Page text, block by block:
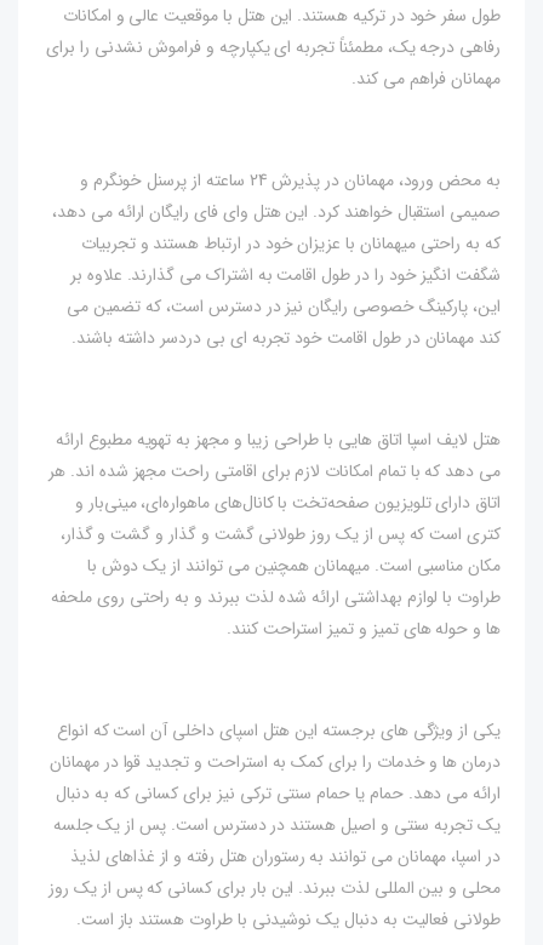
طول سفر خود در ترکیه هستند. این هتل با موقعیت عالی و امکانات
رفاهی درجه یک، مطمئناً تجربه ای یکپارچه و فراموش نشدنی را برای
مهمانان فراهم می کند.
به محض ورود، مهمانان در پذیرش 24 ساعته از پرسنل خونگرم و
صمیمی استقبال خواهند کرد. این هتل وای فای رایگان ارائه می دهد،
که به راحتی میهمانان با عزیزان خود در ارتباط هستند و تجربیات
شگفت انگیز خود را در طول اقامت به اشتراک می گذارند. علاوه بر
این، پارکینگ خصوصی رایگان نیز در دسترس است، که تضمین می
کند مهمانان در طول اقامت خود تجربه ای بی دردسر داشته باشند.
هتل لایف اسپا اتاق هایی با طراحی زیبا و مجهز به تهویه مطبوع ارائه
می دهد که با تمام امکانات لازم برای اقامتی راحت مجهز شده اند. هر
اتاق دارای تلویزیون صفحه‌تخت با کانال‌های ماهواره‌ای، مینی‌بار و
کتری است که پس از یک روز طولانی گشت و گذار و گشت و گذار،
مکان مناسبی است. میهمانان همچنین می توانند از یک دوش با
طراوت با لوازم بهداشتی ارائه شده لذت ببرند و به راحتی روی ملحفه
ها و حوله های تمیز و تمیز استراحت کنند.
یکی از ویژگی های برجسته این هتل اسپای داخلی آن است که انواع
درمان ها و خدمات را برای کمک به استراحت و تجدید قوا در مهمانان
ارائه می دهد. حمام یا حمام سنتی ترکی نیز برای کسانی که به دنبال
یک تجربه سنتی و اصیل هستند در دسترس است. پس از یک جلسه
در اسپا، مهمانان می توانند به رستوران هتل رفته و از غذاهای لذیذ
محلی و بین المللی لذت ببرند. این بار برای کسانی که پس از یک روز
طولانی فعالیت به دنبال یک نوشیدنی با طراوت هستند باز است.